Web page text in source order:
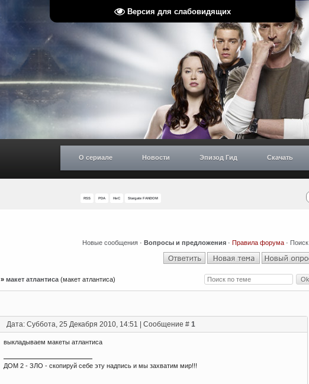
Версия для слабовидящих
О сериале Новости Эпизод Гид Скачать
RSS PDA НиС Stargate FANDOM
Новые сообщения · Вопросы и предложения · Правила форума · Поиск
» макет атлантиса (макет атлантиса)
Дата: Суббота, 25 Декабря 2010, 14:51 | Сообщение # 1
выкладываем макеты атлантиса
ДОМ 2 - ЗЛО - скопируй себе эту надпись и мы захватим мир!!!